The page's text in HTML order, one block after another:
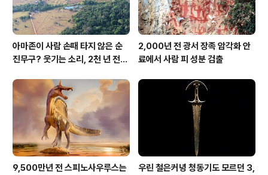
아마존이 사람 손때 타지 않은 순
진무구? 웃기는 소리, 2천 년 전에
2,000년 전 광서 장족 암각화 안
료에서 사람 피 성분 검출
9,500만년 전 스피노사우루스는
우린 철은커녕 청동기도 모르던 3,